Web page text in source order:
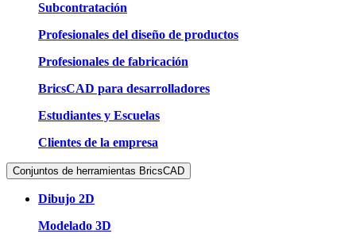
Subcontratación
Profesionales del diseño de productos
Profesionales de fabricación
BricsCAD para desarrolladores
Estudiantes y Escuelas
Clientes de la empresa
Conjuntos de herramientas BricsCAD
Dibujo 2D
Modelado 3D